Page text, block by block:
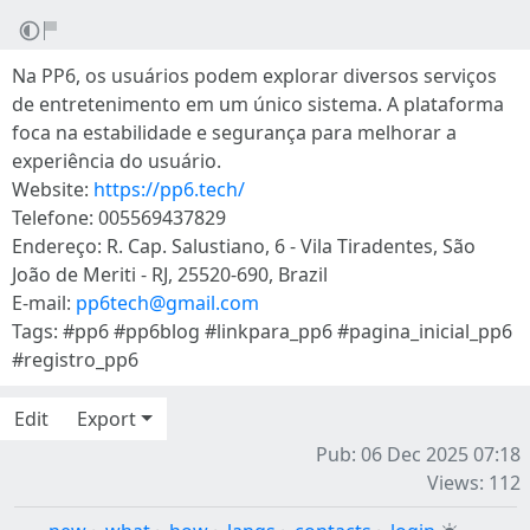
Na PP6, os usuários podem explorar diversos serviços
de entretenimento em um único sistema. A plataforma
foca na estabilidade e segurança para melhorar a
experiência do usuário.
Website: https://pp6.tech/
Telefone: 005569437829
Endereço: R. Cap. Salustiano, 6 - Vila Tiradentes, São
João de Meriti - RJ, 25520-690, Brazil
E-mail: pp6tech@gmail.com
Tags: #pp6 #pp6blog #linkpara_pp6 #pagina_inicial_pp6
#registro_pp6
Edit
Export
Pub: 06 Dec 2025 07:18
Views: 112